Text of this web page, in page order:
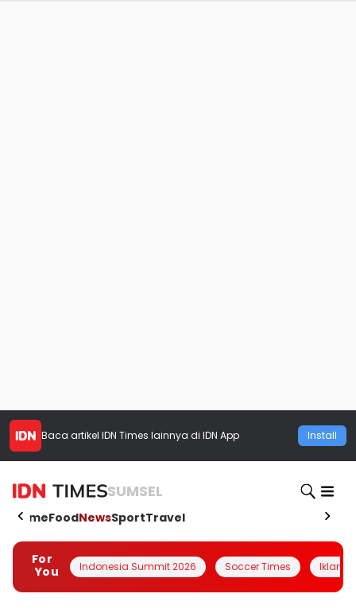
Baca artikel IDN Times lainnya di IDN App Install
SUMSEL
HomeFoodNewsSportTravel
For
You
Indonesia Summit 2026 Soccer Times Iklanin